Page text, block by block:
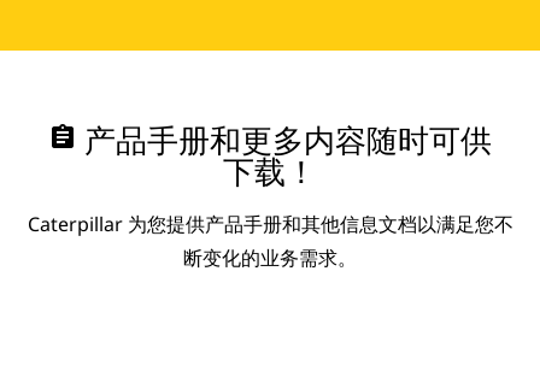
assignment 产品手册和更多内容随时可供
下载！
Caterpillar 为您提供产品手册和其他信息文档以满足您不
断变化的业务需求。